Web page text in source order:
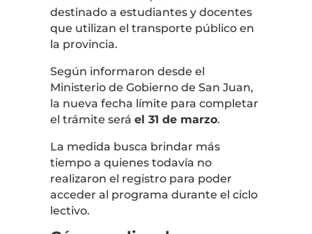
destinado a estudiantes y docentes
que utilizan el transporte público en
la provincia.
Según informaron desde el
Ministerio de Gobierno de San Juan,
la nueva fecha límite para completar
el trámite será el 31 de marzo.
La medida busca brindar más
tiempo a quienes todavía no
realizaron el registro para poder
acceder al programa durante el ciclo
lectivo.